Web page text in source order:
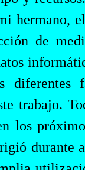
hermano,
de
diferentes
trabajo.
los
durante